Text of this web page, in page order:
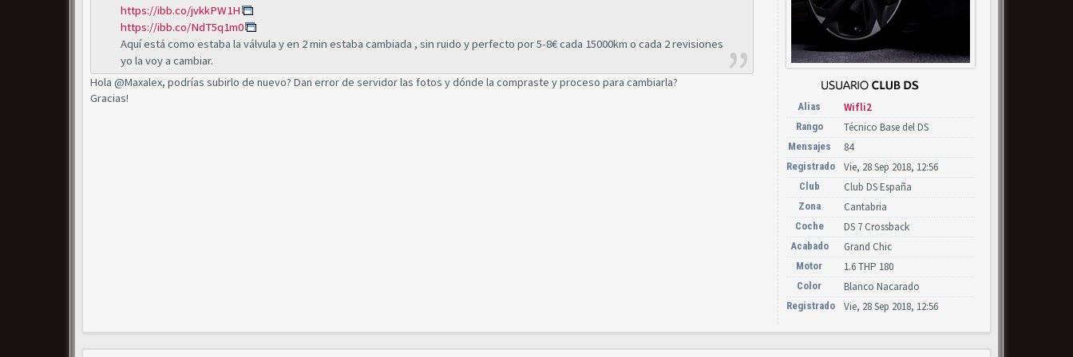
https://ibb.co/jvkkPW1H
https://ibb.co/NdT5q1m0
Aquí está como estaba la válvula y en 2 min estaba cambiada , sin ruido y perfecto por 5-8€ cada 15000km o cada 2 revisiones
yo la voy a cambiar.
Hola @Maxalex, podrías subirlo de nuevo? Dan error de servidor las fotos y dónde la compraste y proceso para cambiarla?
Gracias!
Alias Wifli2
Rango Técnico Base del DS
Mensajes 84
Registrado Vie, 28 Sep 2018, 12:56
Club Club DS España
Zona Cantabria
Coche DS 7 Crossback
Acabado Grand Chic
Motor 1.6 THP 180
Color Blanco Nacarado
Registrado Vie, 28 Sep 2018, 12:56